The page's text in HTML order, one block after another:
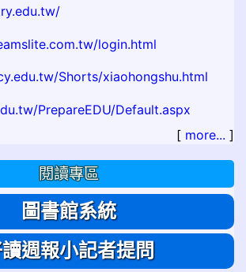
[ more... ]
閱讀專區
圖書館系統
週報小記者提問